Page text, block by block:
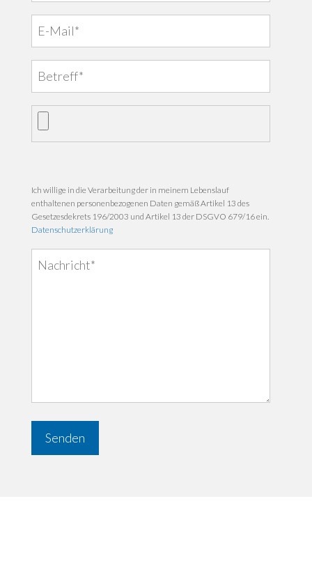
Ich willige in die Verarbeitung der in meinem Lebenslauf
enthaltenen personenbezogenen Daten gemäß Artikel 13 des
Gesetzesdekrets 196/2003 und Artikel 13 der DSGVO 679/16 ein.
Datenschutzerklärung